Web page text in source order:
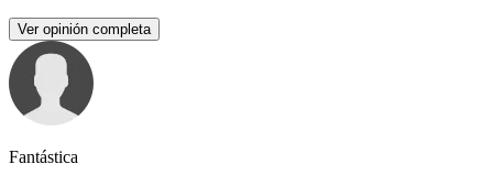
Ver opinión completa
Fantástica